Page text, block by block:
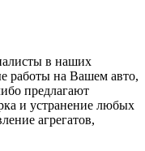
в наших
работы на Вашем авто,
предлагают
и устранение любых
агрегатов,